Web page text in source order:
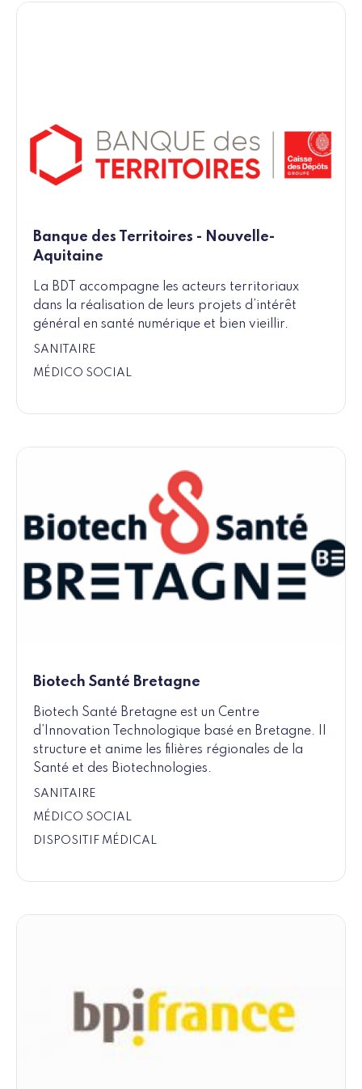
Banque des Territoires - Nouvelle-
Aquitaine
La BDT accompagne les acteurs territoriaux
dans la réalisation de leurs projets d’intérêt
général en santé numérique et bien vieillir.
SANITAIRE
MÉDICO SOCIAL
Biotech Santé Bretagne
Biotech Santé Bretagne est un Centre
d’Innovation Technologique basé en Bretagne. Il
structure et anime les filières régionales de la
Santé et des Biotechnologies.
SANITAIRE
MÉDICO SOCIAL
DISPOSITIF MÉDICAL